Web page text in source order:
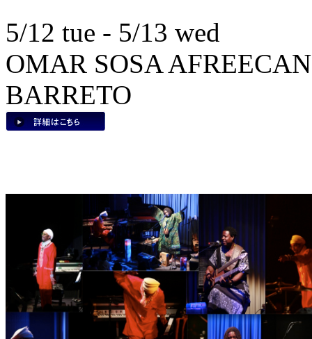
5/12 tue - 5/13 wed
OMAR SOSA
BARRETO